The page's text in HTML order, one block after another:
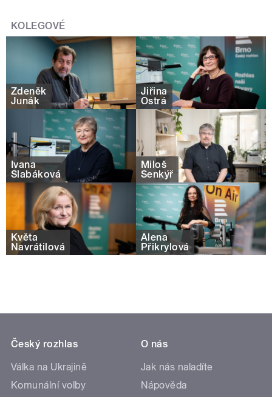
KOLEGOVÉ
Zdeněk
Junák
Jiřina
Ostrá
Ivana
Slabáková
Miloš
Šenkýř
Květa
Navrátilová
Alena
Přikrylová
Český rozhlas
Válka na Ukrajině
Komunální volby
O nás
Jak nás naladíte
Nápověda